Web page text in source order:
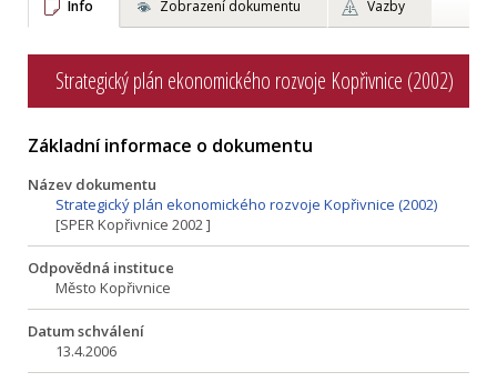
Info Zobrazení dokumentu Vazby
Strategický plán ekonomického rozvoje Kopřivnice (2002)
Základní informace o dokumentu
Název dokumentu
Strategický plán ekonomického rozvoje Kopřivnice (2002)
[SPER Kopřivnice 2002 ]
Odpovědná instituce
Město Kopřivnice
Datum schválení
13.4.2006